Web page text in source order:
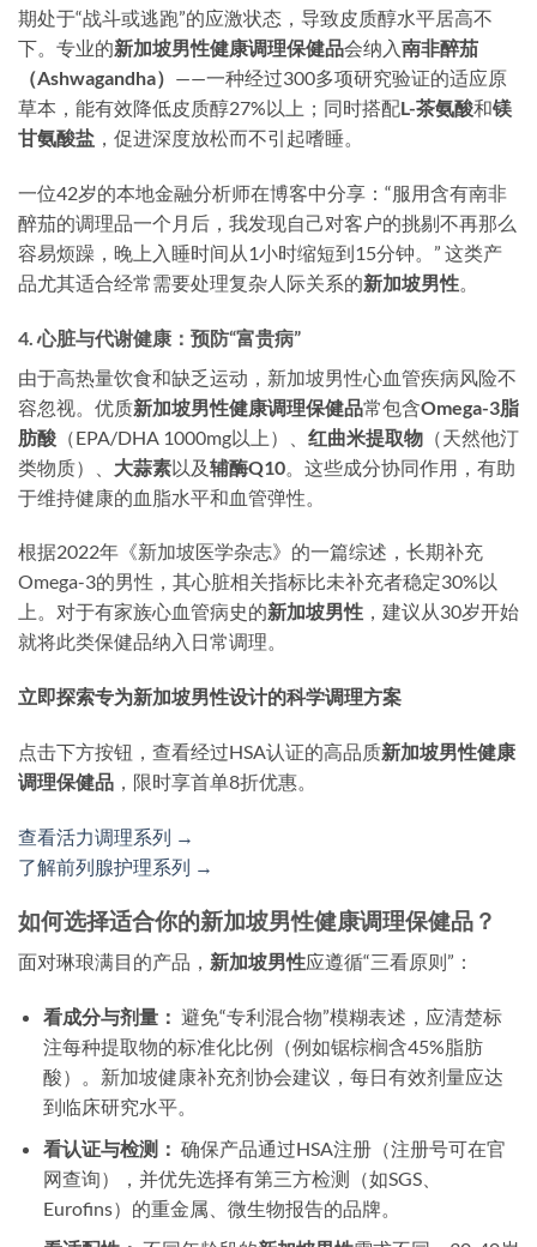
期处于“战斗或逃跑”的应激状态，导致皮质醇水平居高不
下。专业的新加坡男性健康调理保健品会纳入南非醉茄
（Ashwagandha） ——一种经过300多项研究验证的适应原
草本，能有效降低皮质醇27%以上；同时搭配L-茶氨酸和镁
甘氨酸盐 ，促进深度放松而不引起嗜睡。
一位42岁的本地金融分析师在博客中分享：“服用含有南非
醉茄的调理品一个月后，我发现自己对客户的挑剔不再那么
容易烦躁，晚上入睡时间从1小时缩短到15分钟。” 这类产
品尤其适合经常需要处理复杂人际关系的新加坡男性
4. 心脏与代谢健康：预防“富贵病”
由于高热量饮食和缺乏运动，新加坡男性心血管疾病风险不
容忽视。优质新加坡男性健康调理保健品常包含Omega-3脂
肪酸 （EPA/DHA 1000mg以上）、 红曲米提取物 （天然他汀
类物质）、 大蒜素以及辅酶Q10 。这些成分协同作用，有助
于维持健康的血脂水平和血管弹性。
根据2022年《新加坡医学杂志》的一篇综述，长期补充
Omega-3的男性，其心脏相关指标比未补充者稳定30%以
上。对于有家族心血管病史的新加坡男性 ，建议从30岁开始
就将此类保健品纳入日常调理。
立即探索专为新加坡男性设计的科学调理方案
点击下方按钮，查看经过HSA认证的高品质新加坡男性健康
调理保健品 ，限时享首单8折优惠。
查看活力调理系列 →
了解前列腺护理系列 →
如何选择适合你的新加坡男性健康调理保健品？
面对琳琅满目的产品， 新加坡男性应遵循“三看原则”：
看成分与剂量： 避免“专利混合物”模糊表述，应清楚标
注每种提取物的标准化比例（例如锯棕榈含45%脂肪
酸）。新加坡健康补充剂协会建议，每日有效剂量应达
到临床研究水平。
看认证与检测： 确保产品通过HSA注册（注册号可在官
网查询），并优先选择有第三方检测（如SGS、
Eurofins）的重金属、微生物报告的品牌。